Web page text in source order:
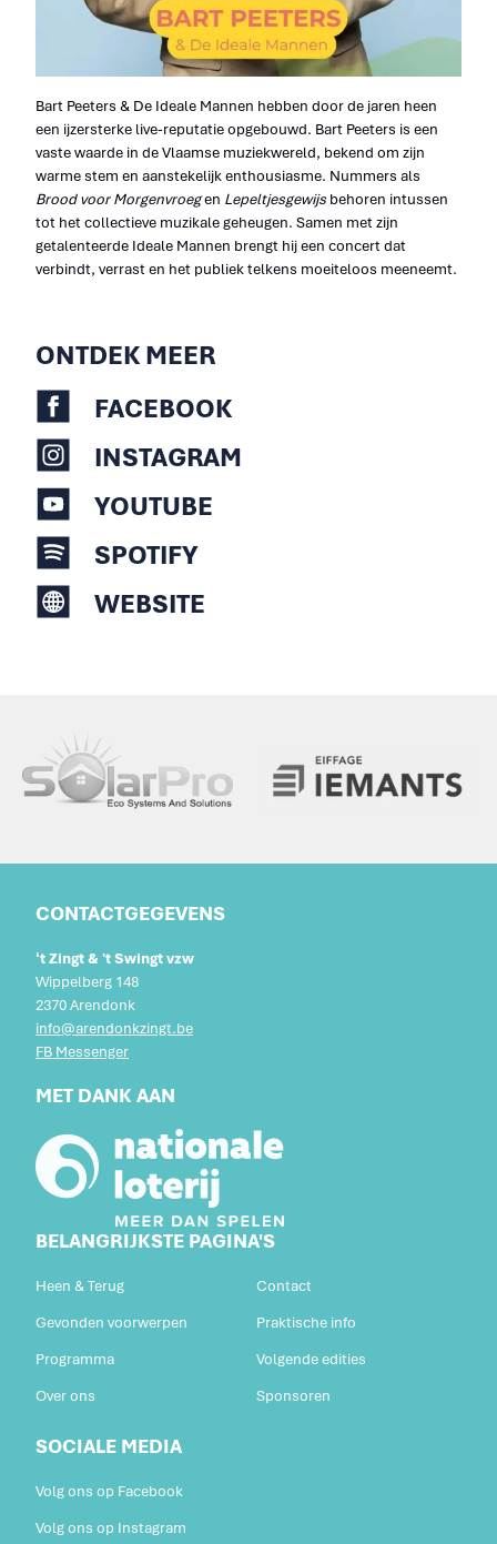
Bart Peeters & De Ideale Mannen hebben door de jaren heen
een ijzersterke live-reputatie opgebouwd. Bart Peeters is een
vaste waarde in de Vlaamse muziekwereld, bekend om zijn
warme stem en aanstekelijk enthousiasme. Nummers als
Brood voor Morgenvroegen Lepeltjesgewijsbehoren intussen
tot het collectieve muzikale geheugen. Samen met zijn
getalenteerde Ideale Mannen brengt hij een concert dat
verbindt, verrast en het publiek telkens moeiteloos meeneemt.
ONTDEK MEER
FACEBOOK
INSTAGRAM
YOUTUBE
SPOTIFY
WEBSITE
CONTACTGEGEVENS
‘t Zingt & 't Swingt vzw
Wippelberg 148
2370 Arendonk
info@arendonkzingt.be
FB Messenger
MET DANK AAN
BELANGRIJKSTE PAGINA'S
Heen & Terug
Gevonden voorwerpen
Programma
Over ons
Contact
Praktische info
Volgende edities
Sponsoren
SOCIALE MEDIA
Volg ons op Facebook
Volg ons op Instagram